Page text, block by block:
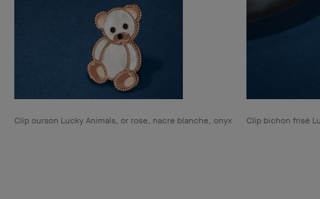
Clip ourson Lucky Animals, or rose, nacre blanche, onyx Clip bichon frisé